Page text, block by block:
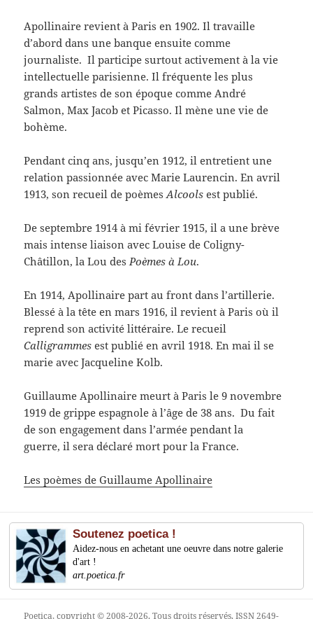
Apollinaire revient à Paris en 1902. Il travaille
d’abord dans une banque ensuite comme
journaliste. Il participe surtout activement à la vie
intellectuelle parisienne. Il fréquente les plus
grands artistes de son époque comme André
Salmon, Max Jacob et Picasso. Il mène une vie de
bohème.
Pendant cinq ans, jusqu’en 1912, il entretient une
relation passionnée avec Marie Laurencin. En avril
1913, son recueil de poèmesAlcools est publié.
De septembre 1914 à mi février 1915, il a une brève
mais intense liaison avec Louise de Coligny-
Châtillon, la Lou des Poèmes à Lou.
En 1914, Apollinaire part au front dans l’artillerie.
Blessé à la tête en mars 1916, il revient à Paris où il
reprend son activité littéraire. Le recueil
Calligrammes est publié en avril 1918. En mai il se
marie avec Jacqueline Kolb.
Guillaume Apollinaire meurt à Paris le 9 novembre
1919 de grippe espagnole à l’âge de 38 ans. Du fait
de son engagement dans l’armée pendant la
guerre, il sera déclaré mort pour la France.
Les poèmes de Guillaume Apollinaire
Soutenez poetica !
Aidez-nous en achetant une oeuvre dans notre galerie
d'art !
art.poetica.fr
Poetica, copyright © 2008-2026. Tous droits réservés. ISSN 2649-